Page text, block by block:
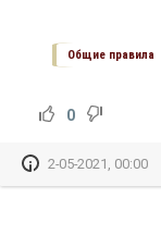
Общие правила
0
2-05-2021, 00:00